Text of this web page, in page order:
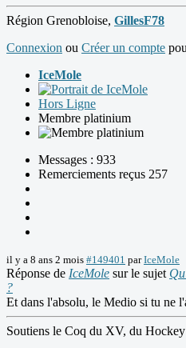
Région Grenobloise, GillesF78
Connexion ou Créer un compte
IceMole
Hors Ligne
Membre platinium
Messages : 933
Remerciements reçus 257
il y a 8 ans 2 mois #149401 parIceMole
Réponse de IceMole sur le sujet
?
Et dans l'absolu, le Medio si tu ne
Soutiens le Coq du XV, du